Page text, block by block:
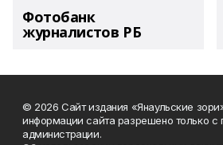
Фотобанк
журналистов РБ
© 2026 Сайт издания «Янаульские
информации сайта разрешено только с
администрации.